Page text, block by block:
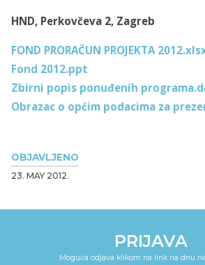
OBJAVLJENO
23. MAY 2012.
HND, Perkovčeva 2, Zagreb
FOND PRORAČUN PROJEKTA
Fond 2012.ppt
Zbirni popis ponuđenih
Obrazac o općim podacima za
PRIJAVA
Moguća odjava klikom na link na dnu